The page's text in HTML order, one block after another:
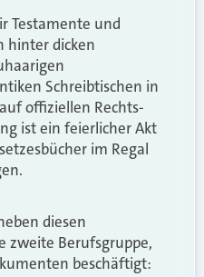
Testamente und
hinter dicken
Schreibtischen in
offiziellen Rechts-
ist ein feierlicher Akt
im Regal
diesen
zweite Berufsgruppe,
beschäftigt: